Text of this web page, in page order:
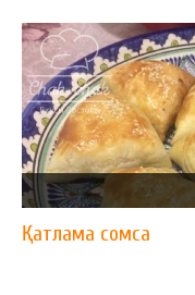
Қатлама сомса